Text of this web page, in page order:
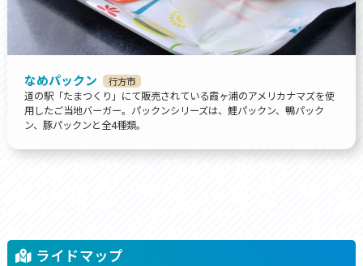
なめパックン 行方市
道の駅「たまつくり」にて販売されている霞ヶ浦のアメリカナマズを使
用したご当地バーガー。パックンシリーズは、鯉パックン、鴨パック
ン、豚パックンと全4種類。
ライドマップ